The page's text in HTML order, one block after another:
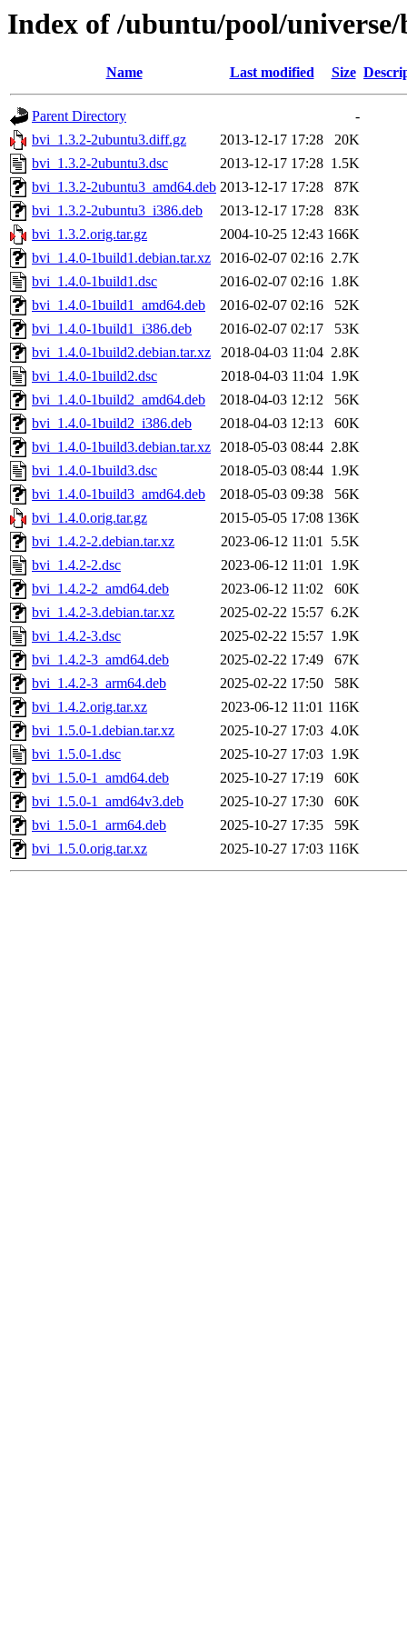
Index of /ubuntu/pool/
Name Last modified Size
Parent Directory
-
bvi_1.3.2-2ubuntu3.diff.gz
2013-12-17 17:28
20K
bvi_1.3.2-2ubuntu3.dsc
2013-12-17 17:28 1.5K
bvi_1.3.2-2ubuntu3_amd64.deb 2013-12-17 17:28
87K
bvi_1.3.2-2ubuntu3_i386.deb
2013-12-17 17:28
83K
bvi_1.3.2.orig.tar.gz
2004-10-25 12:43 166K
bvi_1.4.0-1build1.debian.tar.xz 2016-02-07 02:16 2.7K
bvi_1.4.0-1build1.dsc
2016-02-07 02:16 1.8K
bvi_1.4.0-1build1_amd64.deb
2016-02-07 02:16
52K
bvi_1.4.0-1build1_i386.deb
2016-02-07 02:17
53K
bvi_1.4.0-1build2.debian.tar.xz
2018-04-03 11:04 2.8K
bvi_1.4.0-1build2.dsc
2018-04-03 11:04 1.9K
bvi_1.4.0-1build2_amd64.deb
2018-04-03 12:12
56K
bvi_1.4.0-1build2_i386.deb
2018-04-03 12:13
60K
bvi_1.4.0-1build3.debian.tar.xz 2018-05-03 08:44 2.8K
bvi_1.4.0-1build3.dsc
2018-05-03 08:44 1.9K
bvi_1.4.0-1build3_amd64.deb
2018-05-03 09:38
56K
bvi_1.4.0.orig.tar.gz
2015-05-05 17:08 136K
bvi_1.4.2-2.debian.tar.xz
2023-06-12 11:01 5.5K
bvi_1.4.2-2.dsc
2023-06-12 11:01 1.9K
bvi_1.4.2-2_amd64.deb
2023-06-12 11:02
60K
bvi_1.4.2-3.debian.tar.xz
2025-02-22 15:57 6.2K
bvi_1.4.2-3.dsc
2025-02-22 15:57 1.9K
bvi_1.4.2-3_amd64.deb
2025-02-22 17:49
67K
bvi_1.4.2-3_arm64.deb
2025-02-22 17:50
58K
bvi_1.4.2.orig.tar.xz
2023-06-12 11:01 116K
bvi_1.5.0-1.debian.tar.xz
2025-10-27 17:03 4.0K
bvi_1.5.0-1.dsc
2025-10-27 17:03 1.9K
bvi_1.5.0-1_amd64.deb
2025-10-27 17:19
60K
bvi_1.5.0-1_amd64v3.deb
2025-10-27 17:30
60K
bvi_1.5.0-1_arm64.deb
2025-10-27 17:35
59K
bvi_1.5.0.orig.tar.xz
2025-10-27 17:03 116K